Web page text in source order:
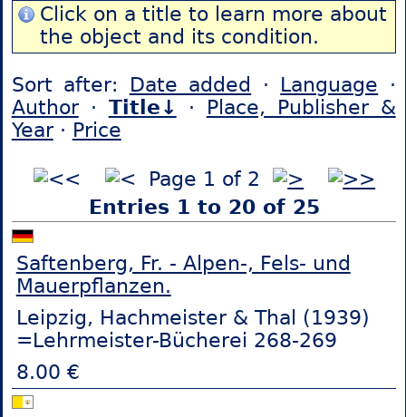
Click on a title to learn more about
the object and its condition.
Sort after: Date added · Language ·
Author· Title↓ · Place, Publisher &
Year· Price
Page 1 of 2
Entries 1 to 20 of 25
Saftenberg, Fr. - Alpen-, Fels- und
Mauerpflanzen.
Leipzig, Hachmeister & Thal (1939)
=Lehrmeister-Bücherei 268-269
8.00 €